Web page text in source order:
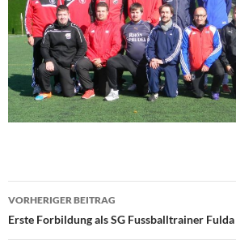
Beitragsnavigation
VORHERIGER BEITRAG
Erste Forbildung als SG Fussballtrainer Fulda